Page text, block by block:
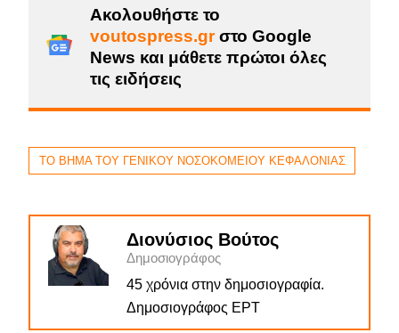
Ακολουθήστε το
voutospress.grστο Google
News και μάθετε πρώτοι όλες
τις ειδήσεις
ΤΟ ΒΗΜΑ ΤΟΥ ΓΕΝΙΚΟΥ ΝΟΣΟΚΟΜΕΙΟΥ ΚΕΦΑΛΟΝΙΑΣ
Διονύσιος Βούτος
Δημοσιογράφος
45 χρόνια στην δημοσιογραφία.
Δημοσιογράφος ΕΡΤ